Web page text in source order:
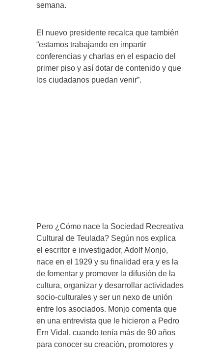
semana.
El nuevo presidente recalca que también
“estamos trabajando en impartir
conferencias y charlas en el espacio del
primer piso y así dotar de contenido y que
los ciudadanos puedan venir”.
Pero ¿Cómo nace la Sociedad Recreativa
Cultural de Teulada? Según nos explica
el escritor e investigador, Adolf Monjo,
nace en el 1929 y su finalidad era y es la
de fomentar y promover la difusión de la
cultura, organizar y desarrollar actividades
socio-culturales y ser un nexo de unión
entre los asociados. Monjo comenta que
en una entrevista que le hicieron a Pedro
Ern Vidal, cuando tenía más de 90 años
para conocer su creación, promotores y